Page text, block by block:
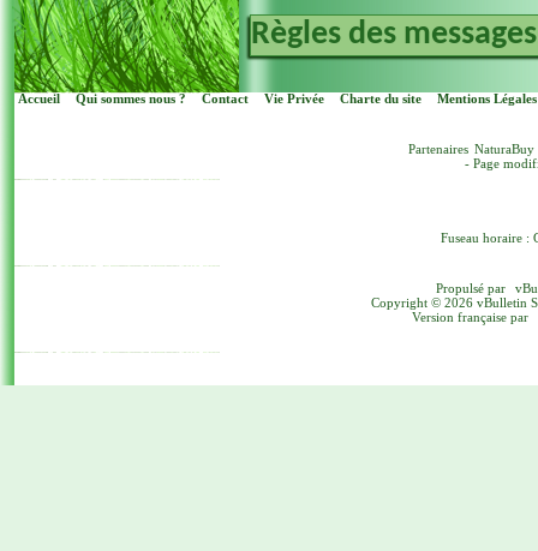
Règles des messages
Accueil Qui sommes nous ? Contact Vie Privée Charte du site Mentions Légales
Partenaires NaturaBuy
- Page
Fuseau horaire :
Propulsé par
Copyright © 2026 vBulletin
Version française par